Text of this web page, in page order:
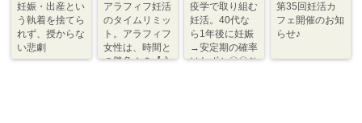
妊娠・出産とい
う執着を捨てら
れず、授からな
い悲劇
アラフィフ妊活
のタイムリミッ
ト。アラフィフ
女性は、時間と
の勝負！？【心
疫学で取り組む
妊活。40代な
ら1年後に妊娠
→安定期の確率
はわずか〇〇％
第35回妊活カ
フェ開催のお知
らせ♪